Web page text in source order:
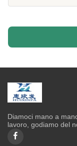
Diamoci mano a
lavoro, godiamo del